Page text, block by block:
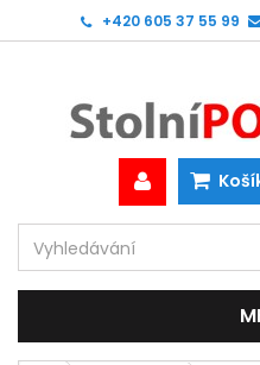
+420 605 37 55 99